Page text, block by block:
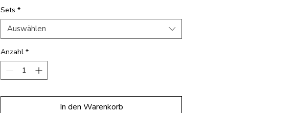
Sets *
Auswählen
Anzahl *
In den Warenkorb